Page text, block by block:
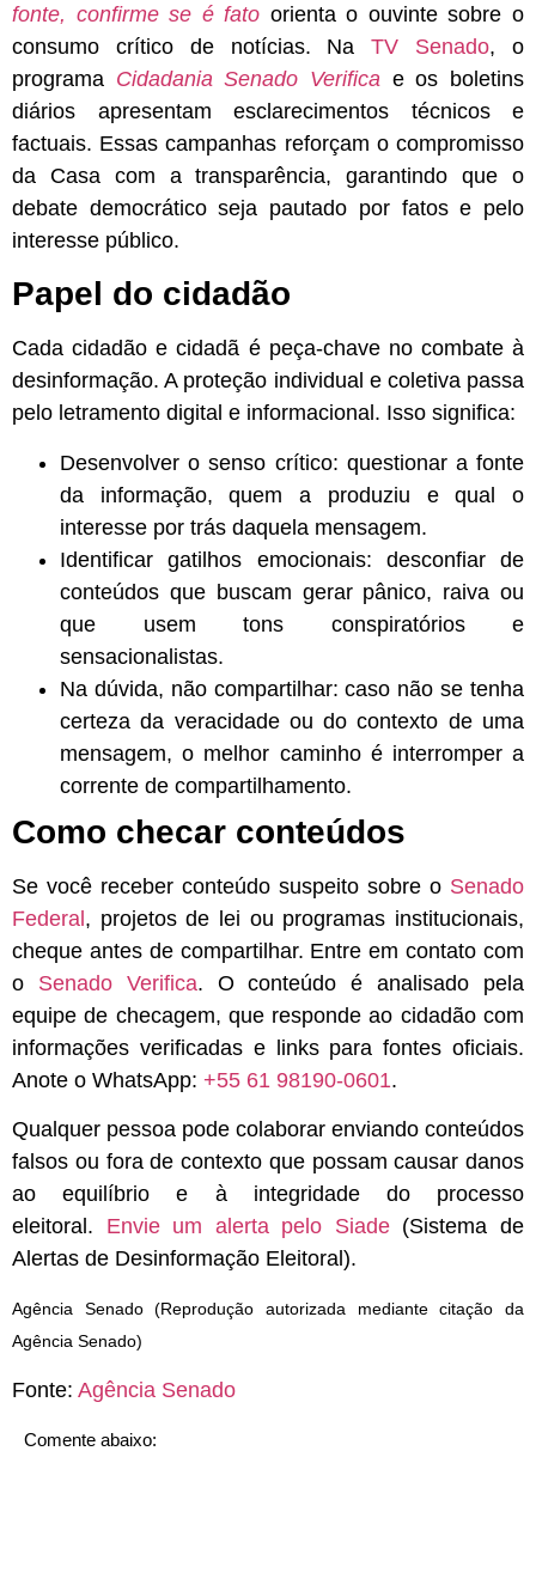
fonte, confirme se é fato orienta o ouvinte sobre o
consumo crítico de notícias. Na
TV Senado, o
programa Cidadania Senado Verifica e os boletins
diários apresentam esclarecimentos técnicos e
factuais. Essas campanhas reforçam o compromisso
da Casa com a transparência, garantindo que o
debate democrático seja pautado por fatos e pelo
interesse público.
Papel do cidadão
Cada cidadão e cidadã é peça-chave no combate à
desinformação. A proteção individual e coletiva passa
pelo letramento digital e informacional. Isso significa:
Desenvolver o senso crítico: questionar a fonte
da informação, quem a produziu e qual o
interesse por trás daquela mensagem.
Identificar gatilhos emocionais: desconfiar de
conteúdos que buscam gerar pânico, raiva ou
que usem tons conspiratórios e
sensacionalistas.
Na dúvida, não compartilhar: caso não se tenha
certeza da veracidade ou do contexto de uma
mensagem, o melhor caminho é interromper a
corrente de compartilhamento.
Como checar conteúdos
Se você receber conteúdo suspeito sobre o Senado
Federal, projetos de lei ou programas institucionais,
cheque antes de compartilhar. Entre em contato com
o Senado Verifica. O conteúdo é analisado pela
equipe de checagem, que responde ao cidadão com
informações verificadas e links para fontes oficiais.
Anote o WhatsApp: +55 61 98190-0601.
Qualquer pessoa pode colaborar enviando conteúdos
falsos ou fora de contexto que possam causar danos
ao equilíbrio e à integridade do processo
eleitoral. Envie um alerta pelo Siade(Sistema de
Alertas de Desinformação Eleitoral).
Agência Senado (Reprodução autorizada mediante citação da
Agência Senado)
Fonte: Agência Senado
Comente abaixo: